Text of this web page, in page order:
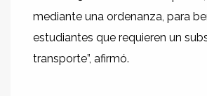
mediante una ordenanza, para
estudiantes que requieren un
transporte”, afirmó.